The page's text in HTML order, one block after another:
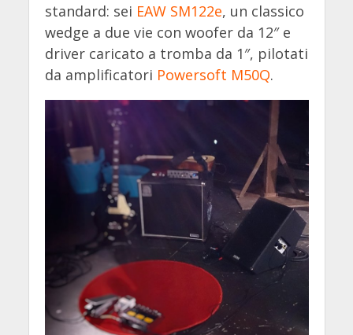
standard: sei EAW SM122e, un classico
wedge a due vie con woofer da 12″ e
driver caricato a tromba da 1″, pilotati
da amplificatori Powersoft M50Q.